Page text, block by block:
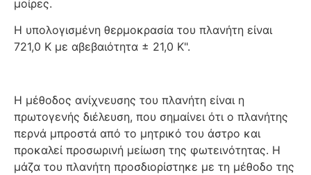
μοίρες.
Η υπολογισμένη θερμοκρασία του πλανήτη είναι
721,0 Κ με αβεβαιότητα ± 21,0 Κ".
Η μέθοδος ανίχνευσης του πλανήτη είναι η
πρωτογενής διέλευση, που σημαίνει ότι ο πλανήτης
περνά μπροστά από το μητρικό του άστρο και
προκαλεί προσωρινή μείωση της φωτεινότητας. Η
μάζα του πλανήτη προσδιορίστηκε με τη μέθοδο της